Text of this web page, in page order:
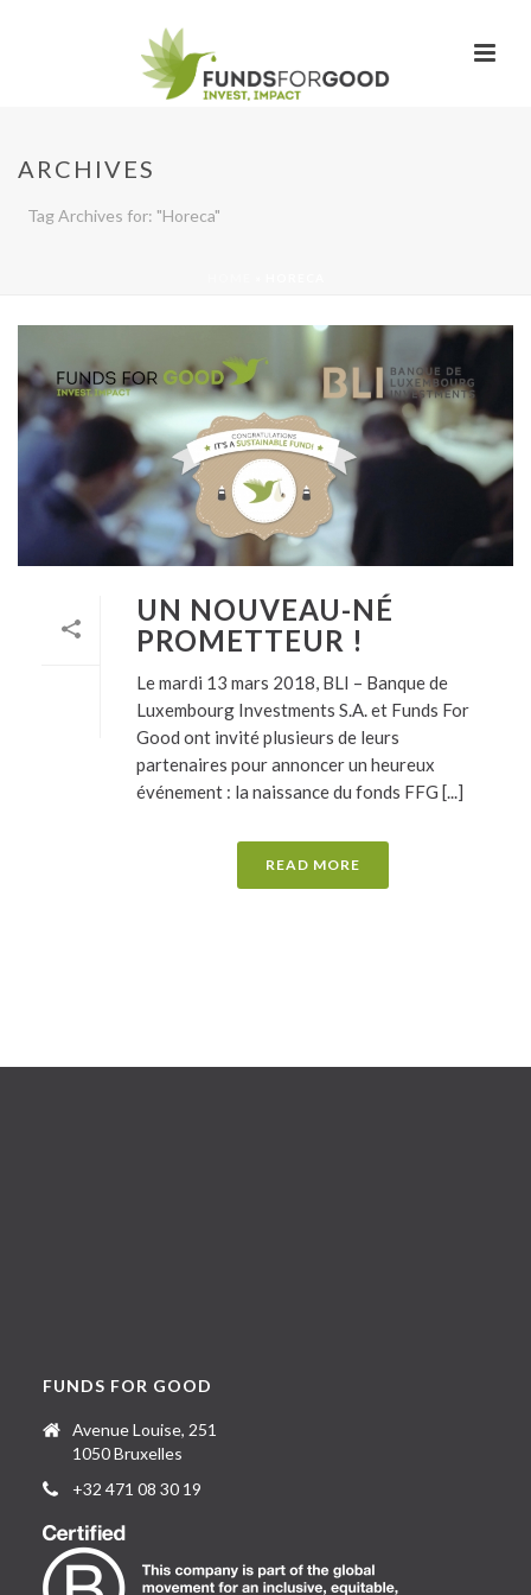
ARCHIVES
Tag Archives for: "Horeca"
UN NOUVEAU-NÉ
PROMETTEUR !
Le mardi 13 mars 2018, BLI – Banque de
Luxembourg Investments S.A. et Funds For
Good ont invité plusieurs de leurs
partenaires pour annoncer un heureux
événement : la naissance du fonds FFG [...]
READ MORE
FUNDS FOR GOOD
Avenue Louise, 251
1050 Bruxelles
+32 471 08 30 19